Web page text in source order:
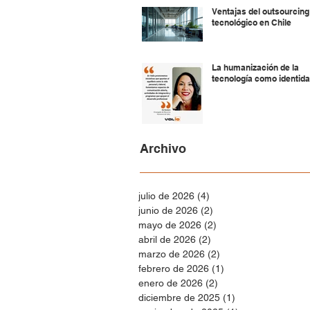
Ventajas del outsourcing
tecnológico en Chile
La humanización de la
tecnología como
Archivo
julio de 2026 (4)
junio de 2026 (2)
mayo de 2026 (2)
abril de 2026 (2)
marzo de 2026 (2)
febrero de 2026 (1)
enero de 2026 (2)
diciembre de 2025 (1)